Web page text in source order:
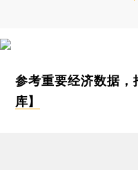
参考重要经济数据，
库】